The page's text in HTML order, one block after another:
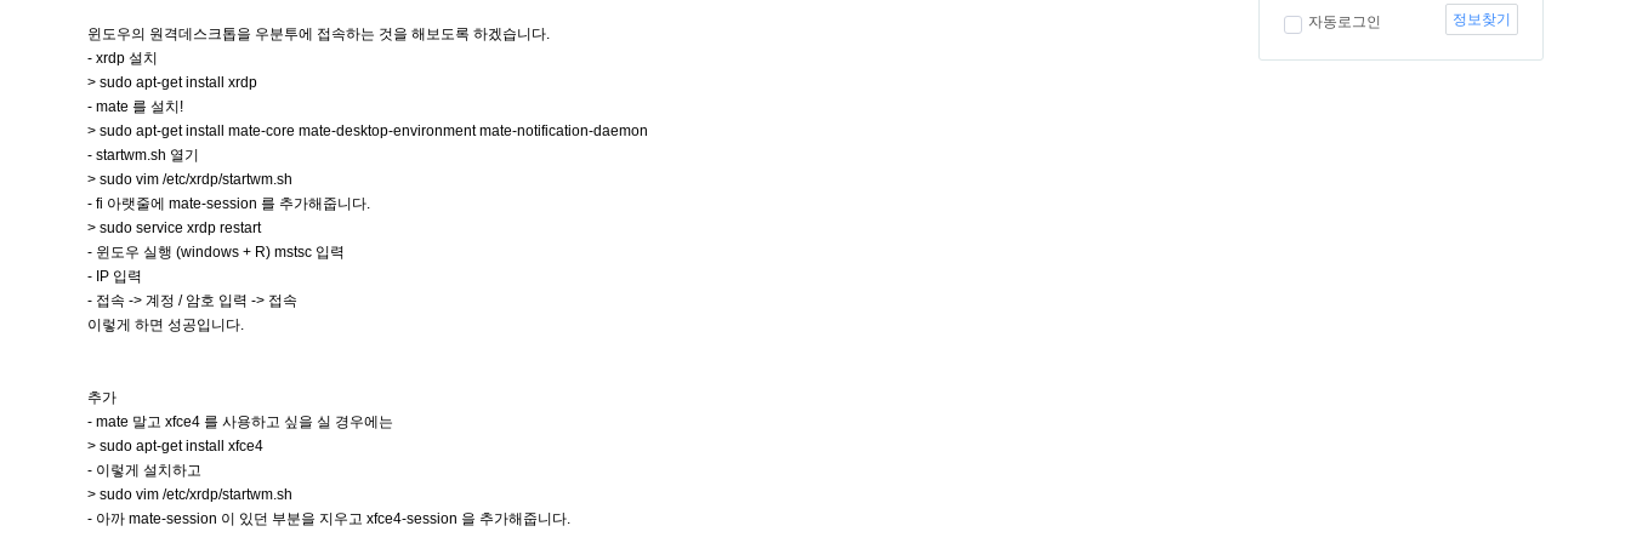
윈도우의 원격데스크톱을 우분투에 접속하는 것을 해보도록 하겠습니다.
- xrdp 설치
> sudo apt-get install xrdp
- mate 를 설치!
> sudo apt-get install mate-core mate-desktop-environment mate-notification-daemon
- startwm.sh 열기
> sudo vim /etc/xrdp/startwm.sh
- fi 아랫줄에 mate-session 를 추가해줍니다.
> sudo service xrdp restart
- 윈도우 실행 (windows + R) mstsc 입력
- IP 입력
- 접속 -> 계정 / 암호 입력 -> 접속
이렇게 하면 성공입니다.
추가
- mate 말고 xfce4 를 사용하고 싶을 실 경우에는
> sudo apt-get install xfce4
- 이렇게 설치하고
> sudo vim /etc/xrdp/startwm.sh
- 아까 mate-session 이 있던 부분을 지우고 xfce4-session 을 추가해줍니다.
자동로그인 정보찾기